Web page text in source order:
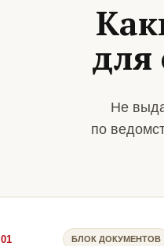
для
Не
по
01 БЛОК ДОКУМЕНТОВ